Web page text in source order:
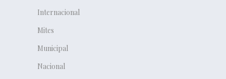
Internacional
Mites
Municipal
Nacional